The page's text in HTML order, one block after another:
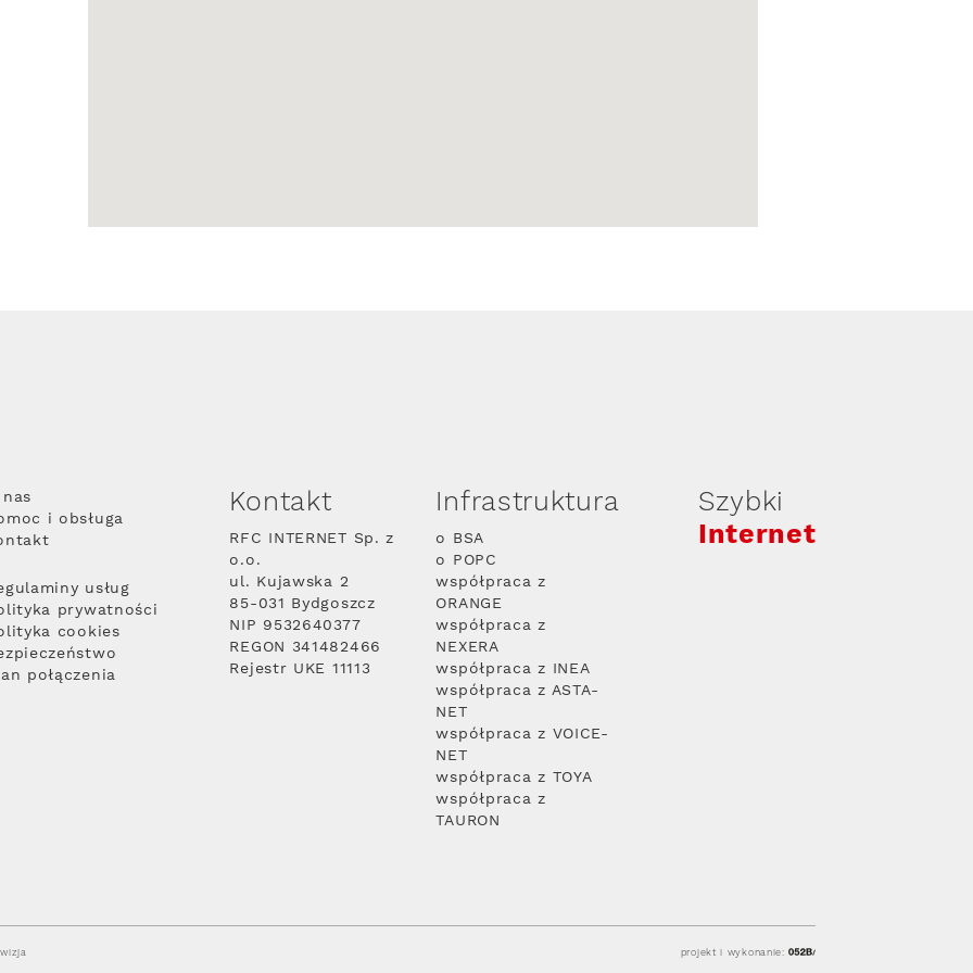
i obsługa
usług
prywatności
cookies
połączenia
Kontakt
RFC INTERNET Sp. z
o.o.
ul. Kujawska 2
85-031 Bydgoszcz
NIP 9532640377
REGON 341482466
Rejestr UKE 11113
Infrastruktura
o BSA
o POPC
współpraca z
ORANGE
współpraca z
NEXERA
współpraca z INEA
współpraca z ASTA-
NET
współpraca z VOICE-
NET
współpraca z TOYA
współpraca z
TAURON
Szybki
Internet
projekt i wykonanie: